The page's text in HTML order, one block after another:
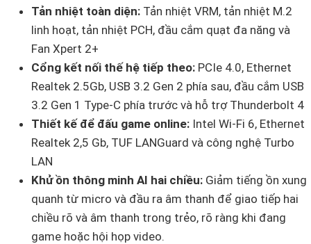
Tản nhiệt toàn diện: Tản nhiệt VRM, tản nhiệt M.2
linh hoạt, tản nhiệt PCH, đầu cắm quạt đa năng và
Fan Xpert 2+
Cổng kết nối thế hệ tiếp theo: PCIe 4.0, Ethernet
Realtek 2.5Gb, USB 3.2 Gen 2 phía sau, đầu cắm USB
3.2 Gen 1 Type-C phía trước và hỗ trợ Thunderbolt 4
Thiết kế để đấu game online: Intel Wi-Fi 6, Ethernet
Realtek 2,5 Gb, TUF LANGuard và công nghệ Turbo
LAN
Khử ồn thông minh AI hai chiều: Giảm tiếng ồn xung
quanh từ micro và đầu ra âm thanh để giao tiếp hai
chiều rõ và âm thanh trong trẻo, rõ ràng khi đang
game hoặc hội họp video.